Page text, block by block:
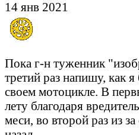
14 янв 2021
Пока г-н туженник
третий раз напишу, как
своем мотоцикле. В
лету благодаря
меси, во второй раз из за